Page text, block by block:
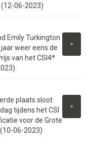
06-2023)
»
Emily Turkington
weer eens de
van het CSI4*
»
plaats sloot
tijdens het CSI
voor de Grote
06-2023)